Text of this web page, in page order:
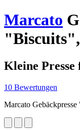
Marcato
Kleine
10 Bewertungen
Marcato